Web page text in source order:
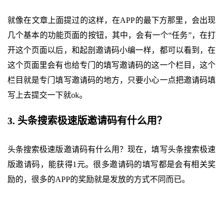
就像在文章上面提过的这样，在APP的最下方那里，会出现
几个基本的功能页面的按钮，其中，会有一个“任务”，在打
开这个页面以后，和起剖邀请码小编一样，都可以看到，在
这个页面里会有也给专门的填写邀请码的这一个栏目，这个
栏目就是专门填写邀请码的地方，只要小心一点把邀请码填
写上去提交一下就ok。
3. 头条搜索极速版邀请码有什么用？
头条搜索极速版邀请码有什么用？现在，填写头条搜索极速
版邀请码，能获得1元。很多邀请码的填写都是会有相关奖
励的，很多的APP的奖励就是发放的方式不同而已。